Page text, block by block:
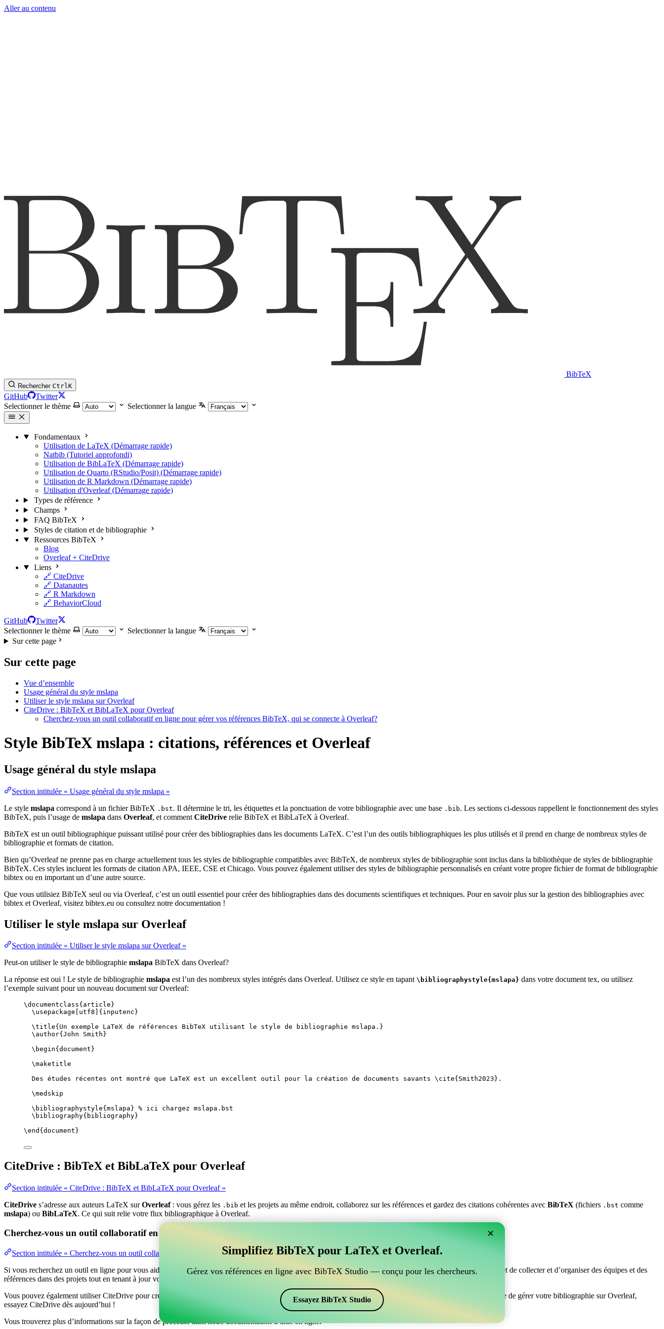
Aller au contenu
BibTeX
Rechercher CtrlK
GitHub
Twitter
Selectionner le thème
Selectionner la langue
Fondamentaux
Utilisation de LaTeX (Démarrage rapide)
Natbib (Tutoriel approfondi)
Utilisation de BibLaTeX (Démarrage rapide)
Utilisation de Quarto (RStudio/Posit) (Démarrage rapide)
Utilisation de R Markdown (Démarrage rapide)
Utilisation d'Overleaf (Démarrage rapide)
Types de référence
Champs
FAQ BibTeX
Styles de citation et de bibliographie
Ressources BibTeX
Blog
Overleaf + CiteDrive
Liens
🔗 CiteDrive
🔗 Datanautes
🔗 R Markdown
🔗 BehaviorCloud
GitHub
Twitter
Selectionner le thème
Selectionner la langue
Sur cette page
Sur cette page
Vue d’ensemble
Usage général du style mslapa
Utiliser le style mslapa sur Overleaf
CiteDrive : BibTeX et BibLaTeX pour Overleaf
Cherchez-vous un outil collaboratif en ligne pour gérer vos références BibTeX, qui se connecte à Overleaf?
Style BibTeX mslapa : citations, références et Overleaf
Usage général du style mslapa
Section intitulée « Usage général du style mslapa »
Le style mslapa correspond à un fichier BibTeX .bst. Il détermine le tri, les étiquettes et la ponctuation de votre bibliographie avec une base .bib. Les sections ci-dessous rappellent le fonctionnement des styles
BibTeX, puis l’usage de mslapa dans Overleaf, et comment CiteDrive relie BibTeX et BibLaTeX à Overleaf.
BibTeX est un outil bibliographique puissant utilisé pour créer des bibliographies dans les documents LaTeX. C’est l’un des outils bibliographiques les plus utilisés et il prend en charge de nombreux styles de
bibliographie et formats de citation.
Bien qu’Overleaf ne prenne pas en charge actuellement tous les styles de bibliographie compatibles avec BibTeX, de nombreux styles de bibliographie sont inclus dans la bibliothèque de styles de bibliographie
BibTeX. Ces styles incluent les formats de citation APA, IEEE, CSE et Chicago. Vous pouvez également utiliser des styles de bibliographie personnalisés en créant votre propre fichier de format de bibliographie
bibtex ou en important un d’une autre source.
Que vous utilisiez BibTeX seul ou via Overleaf, c’est un outil essentiel pour créer des bibliographies dans des documents scientifiques et techniques. Pour en savoir plus sur la gestion des bibliographies avec
bibtex et Overleaf, visitez bibtex.eu ou consultez notre documentation !
Utiliser le style mslapa sur Overleaf
Section intitulée « Utiliser le style mslapa sur Overleaf »
Peut-on utiliser le style de bibliographie mslapa BibTeX dans Overleaf?
La réponse est oui ! Le style de bibliographie mslapa est l’un des nombreux styles intégrés dans Overleaf. Utilisez ce style en tapant \bibliographystyle{mslapa} dans votre document tex, ou utilisez
l’exemple suivant pour un nouveau document sur Overleaf:
\documentclass{ article }
\usepackage
utf8 ]{ inputenc }
\title{Un exemple LaTeX de références BibTeX utilisant le style de bibliographie mslapa.}
\author{John Smith}
\begin{ document }
\maketitle
Des études récentes ont montré que LaTeX est un excellent outil pour la création de documents savants \cite{ Smith2023 }.
\medskip
\bibliographystyle{mslapa} % ici chargez mslapa.bst
\bibliography{bibliography}
\end { document }
CiteDrive : BibTeX et BibLaTeX pour Overleaf
Section intitulée « CiteDrive : BibTeX et BibLaTeX pour Overleaf »
CiteDrive s’adresse aux auteurs LaTeX surOverleaf: vous gérez les .bib et les projets au même endroit, collaborez sur les références et gardez des citations cohérentes avec BibTeX (fichiers .bst comme
mslapa) ou BibLaTeX. Ce qui suit relie votre flux bibliographique à Overleaf.
Cherchez-vous un outil collaboratif en ligne pour gérer vos références BibTeX, qui se connecte à Overleaf?
Section intitulée « Cherchez-vous un outil collaboratif en ligne pour gérer vos références BibTeX, qui se connecte à Overleaf? »
Si vous recherchez un outil en ligne pour vous aider à gérer vos références, citations et bibliographie dans Overleaf, CiteDrive pourrait être parfait ! Il vous permet de collecter et d’organiser des équipes et des
références dans des projets tout en tenant à jour vos entrées BibTeX dans votre projet Overleaf.
Vous pouvez également utiliser CiteDrive pour créer des bibliographies et des citations dans différents styles, y compris mslapa. Si vous cherchez un moyen facile de gérer votre bibliographie sur Overleaf,
essayez CiteDrive dès aujourd’hui !
Vous trouverez plus d’informations sur la façon de procéder dans notre documentation d’aide en ligne.
×
Simplifiez BibTeX pour LaTeX et Overleaf.
Gérez vos références en ligne avec BibTeX Studio — conçu pour les chercheurs.
Essayez BibTeX Studio